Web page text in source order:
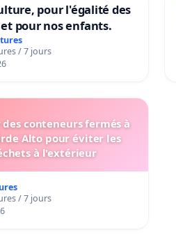
l’ACJ
pour l'égalité des
pour nos enfants.
/ 7 jours
conteneurs fermés à
Alto pour éviter les
à l'extérieur
/ 7 jours